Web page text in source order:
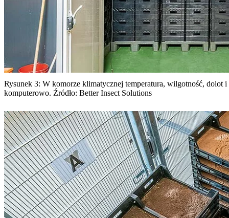
Rysunek 3: W komorze klimatycznej temperatura, wilgotność, dolot
komputerowo. Źródło: Better Insect Solutions